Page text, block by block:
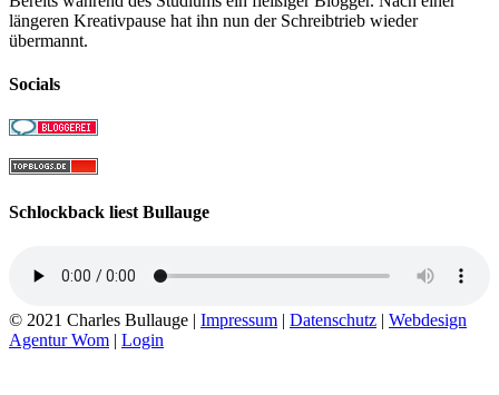
längeren Kreativpause hat ihn nun der Schreibtrieb wieder
übermannt.
Socials
Schlockback liest Bullauge
© 2021 Charles Bullauge | Impressum | Datenschutz | Webdesign
Agentur Wom | Login